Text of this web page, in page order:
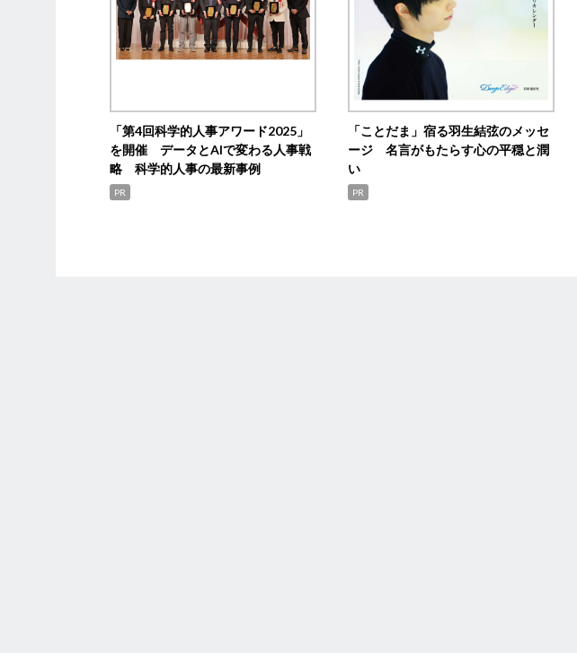
「第4回科学的人事アワード2025」
を開催 データとAIで変わる人事戦
略 科学的人事の最新事例
PR
「ことだま」宿る羽生結弦のメッセ
ージ 名言がもたらす心の平穏と潤
い
PR